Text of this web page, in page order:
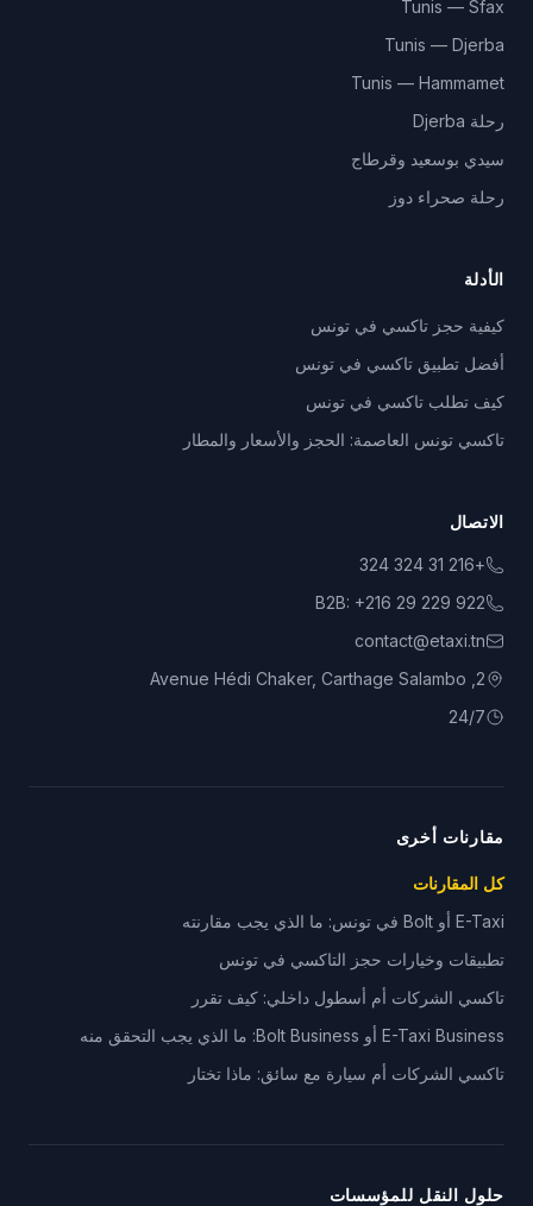
Tunis — Sfax
Tunis — Djerba
Tunis — Hammamet
رحلة Djerba
سيدي بوسعيد وقرطاج
رحلة صحراء دوز
الأدلة
كيفية حجز تاكسي في تونس
أفضل تطبيق تاكسي في تونس
كيف تطلب تاكسي في تونس
تاكسي تونس العاصمة: الحجز والأسعار والمطار
الاتصال
+216 31 324 324
B2B: +216 29 229 922
contact@etaxi.tn
2, Avenue Hédi Chaker, Carthage Salambo
24/7
مقارنات أخرى
كل المقارنات
E-Taxi أو Bolt في تونس: ما الذي يجب مقارنته
تطبيقات وخيارات حجز التاكسي في تونس
تاكسي الشركات أم أسطول داخلي: كيف تقرر
E-Taxi Business أو Bolt Business: ما الذي يجب التحقق منه
تاكسي الشركات أم سيارة مع سائق: ماذا تختار
حلول النقل للمؤسسات